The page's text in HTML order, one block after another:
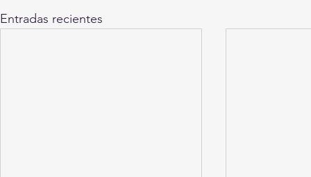
Entradas recientes